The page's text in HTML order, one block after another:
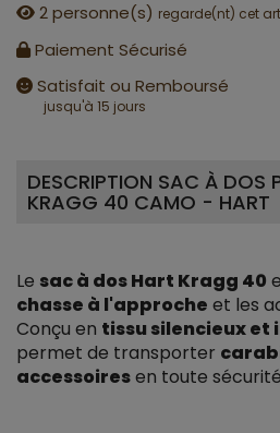
2personne(s) regarde(nt) cet
Paiement Sécurisé
Satisfait ou Remboursé
jusqu'à 15 jours
DESCRIPTION SAC À DOS
KRAGG 40 CAMO - HART
Le sac à dos Hart Kragg 40
chasse à l'approche et les
Conçu en tissu silencieux et
permet de transporter
accessoiresen toute